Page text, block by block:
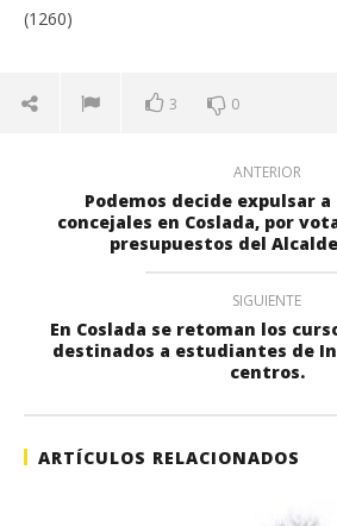
(1260)
3 0
ANTERIOR
Podemos decide expulsar a
concejales en Coslada, por
presupuestos del Alcalde
SIGUIENTE
En Coslada se retoman los
destinados a estudiantes de
centros.
ARTÍCULOS RELACIONADOS